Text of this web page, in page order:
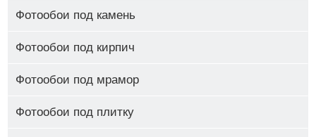
Фотообои под камень
Фотообои под кирпич
Фотообои под мрамор
Фотообои под плитку